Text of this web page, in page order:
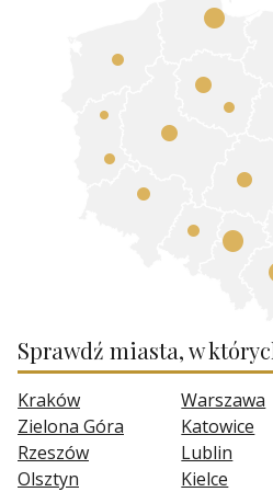
Sprawdź miasta, w
Kraków
Zielona Góra
Rzeszów
Olsztyn
Warszawa
Katowice
Lublin
Kielce